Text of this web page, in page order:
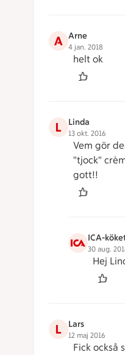
A Arne
4 jan. 2018
helt ok
L Linda
13 okt. 2016
Vem gör
"tjock"
gott!!
ICA-
30 aug.
Hej
L Lars
12 maj 2016
Fick också